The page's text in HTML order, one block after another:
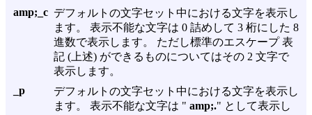
amp;_c デフォルトの文字セット中における文字を表示し
ます。 表示不能な文字は 0 詰めして 3 桁にした 8
進数で表示します。 ただし標準のエスケープ 表
記 (上述) ができるものについてはその 2 文字で
表示します。
_p
デフォルトの文字セット中における文字を表示し
ます。 表示不能な文字は " amp;." として表示し